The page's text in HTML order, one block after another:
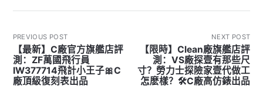
PREVIOUS POST
【最新】C廠官方旗艦店評
測：ZF萬國飛行員
IW377714飛計小王子🎀C
廠頂級復刻表出品
NEXT POST
【限時】Clean廠旗艦店評
測：VS廠探壹有那些尺
寸？勞力士探險家壹代做工
怎麽樣？🛠C廠高仿錶出品